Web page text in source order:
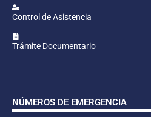
Control de Asistencia
Trámite Documentario
NÚMEROS DE EMERGENCIA